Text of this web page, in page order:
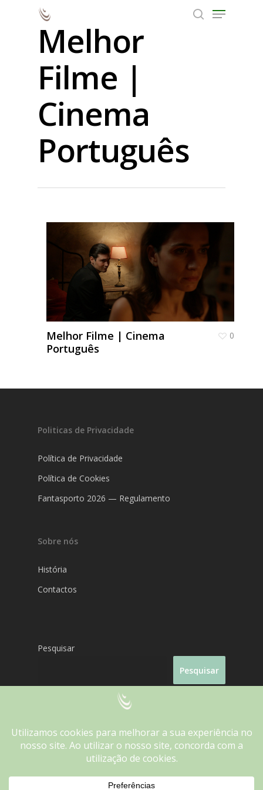
Hit enter to search or ESC to close
Melhor
Filme |
Cinema
Português
Melhor Filme | Cinema
Português
0
Politicas de Privacidade
Política de Privacidade
Política de Cookies
Fantasporto 2026 — Regulamento
Sobre nós
História
Contactos
Pesquisar
Pesquisar
Fantasporto 2026
Regulations (Call for
História
We use cookies on our website to give you the most
relevant experience by remembering your preferences and
repeat visits. By clicking “Accept”, you consent to the use of
Do not sell my personal information